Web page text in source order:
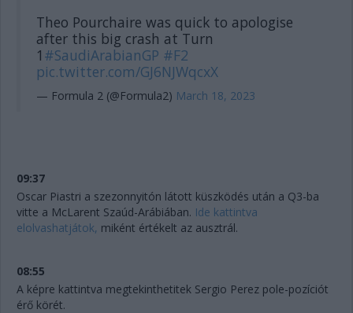
Theo Pourchaire was quick to apologise
after this big crash at Turn
1 #SaudiArabianGP #F2
pic.twitter.com/GJ6NJWqcxX
— Formula 2 (@Formula2) March 18, 2023
09:37
Oscar Piastri a szezonnyitón látott küszködés után a Q3-ba
vitte a McLarent Szaúd-Arábiában. Ide kattintva
elolvashatjátok, miként értékelt az ausztrál.
08:55
A képre kattintva megtekinthetitek Sergio Perez pole-pozíciót
érő körét.